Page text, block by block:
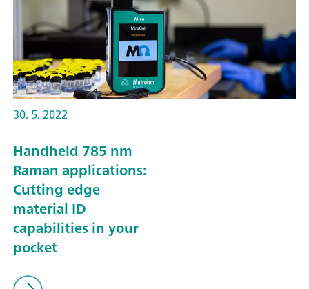
30. 5. 2022
Handheld 785 nm
Raman applications:
Cutting edge
material ID
capabilities in your
pocket